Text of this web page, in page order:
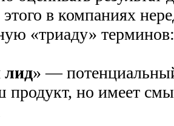
в компаниях
«триаду» терминов:
лид» —
продукт, но имеет